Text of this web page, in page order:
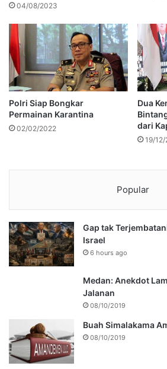
04/08/2023
Polri Siap Bongkar
Permainan Karantina
02/02/2022
Dua
dari
19/
Popular
Gap tak
Israel
6 hours ago
Medan: Anekdot
Jalanan
08/10/2019
Buah Simalakama
08/10/2019